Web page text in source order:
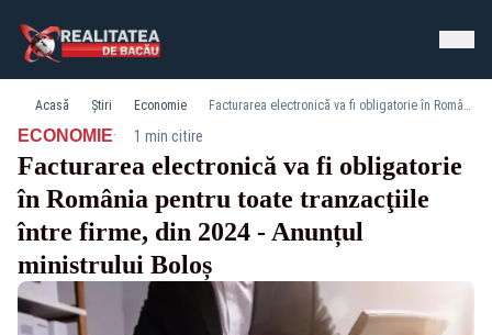
Acasă Știri Economie Facturarea electronică va fi obligatorie în România pentru toate tranzacţiile între firme, din 2024 - Anunțul ministrului Boloș
ECONOMIE· 1 min citire
Facturarea electronică va fi obligatorie
în România pentru toate tranzacţiile
între firme, din 2024 - Anunțul
ministrului Boloș